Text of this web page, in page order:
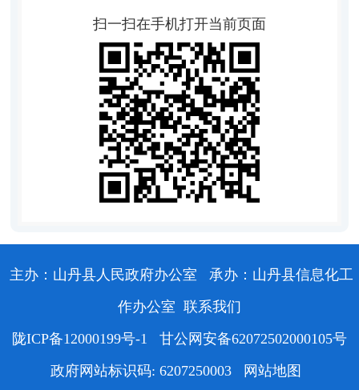
扫一扫在手机打开当前页面
主办：山丹县人民政府办公室
承办：山丹县信息化工
作办公室 联系我们
陇ICP备12000199号-1
甘公网安备62072502000105号
政府网站标识码: 6207250003
网站地图